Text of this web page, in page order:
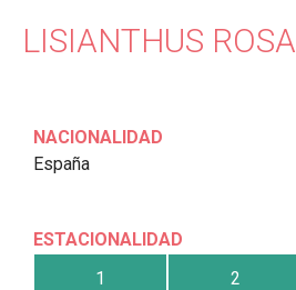
LISIANTHUS ROSA
NACIONALIDAD
España
ESTACIONALIDAD
1
2